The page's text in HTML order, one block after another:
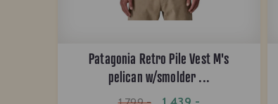
Patagonia Retro Pile Vest M's
pelican w/smolder ...